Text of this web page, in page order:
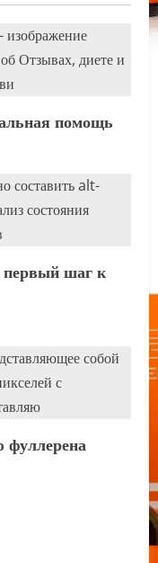
помощь
первый шаг к
фуллерена